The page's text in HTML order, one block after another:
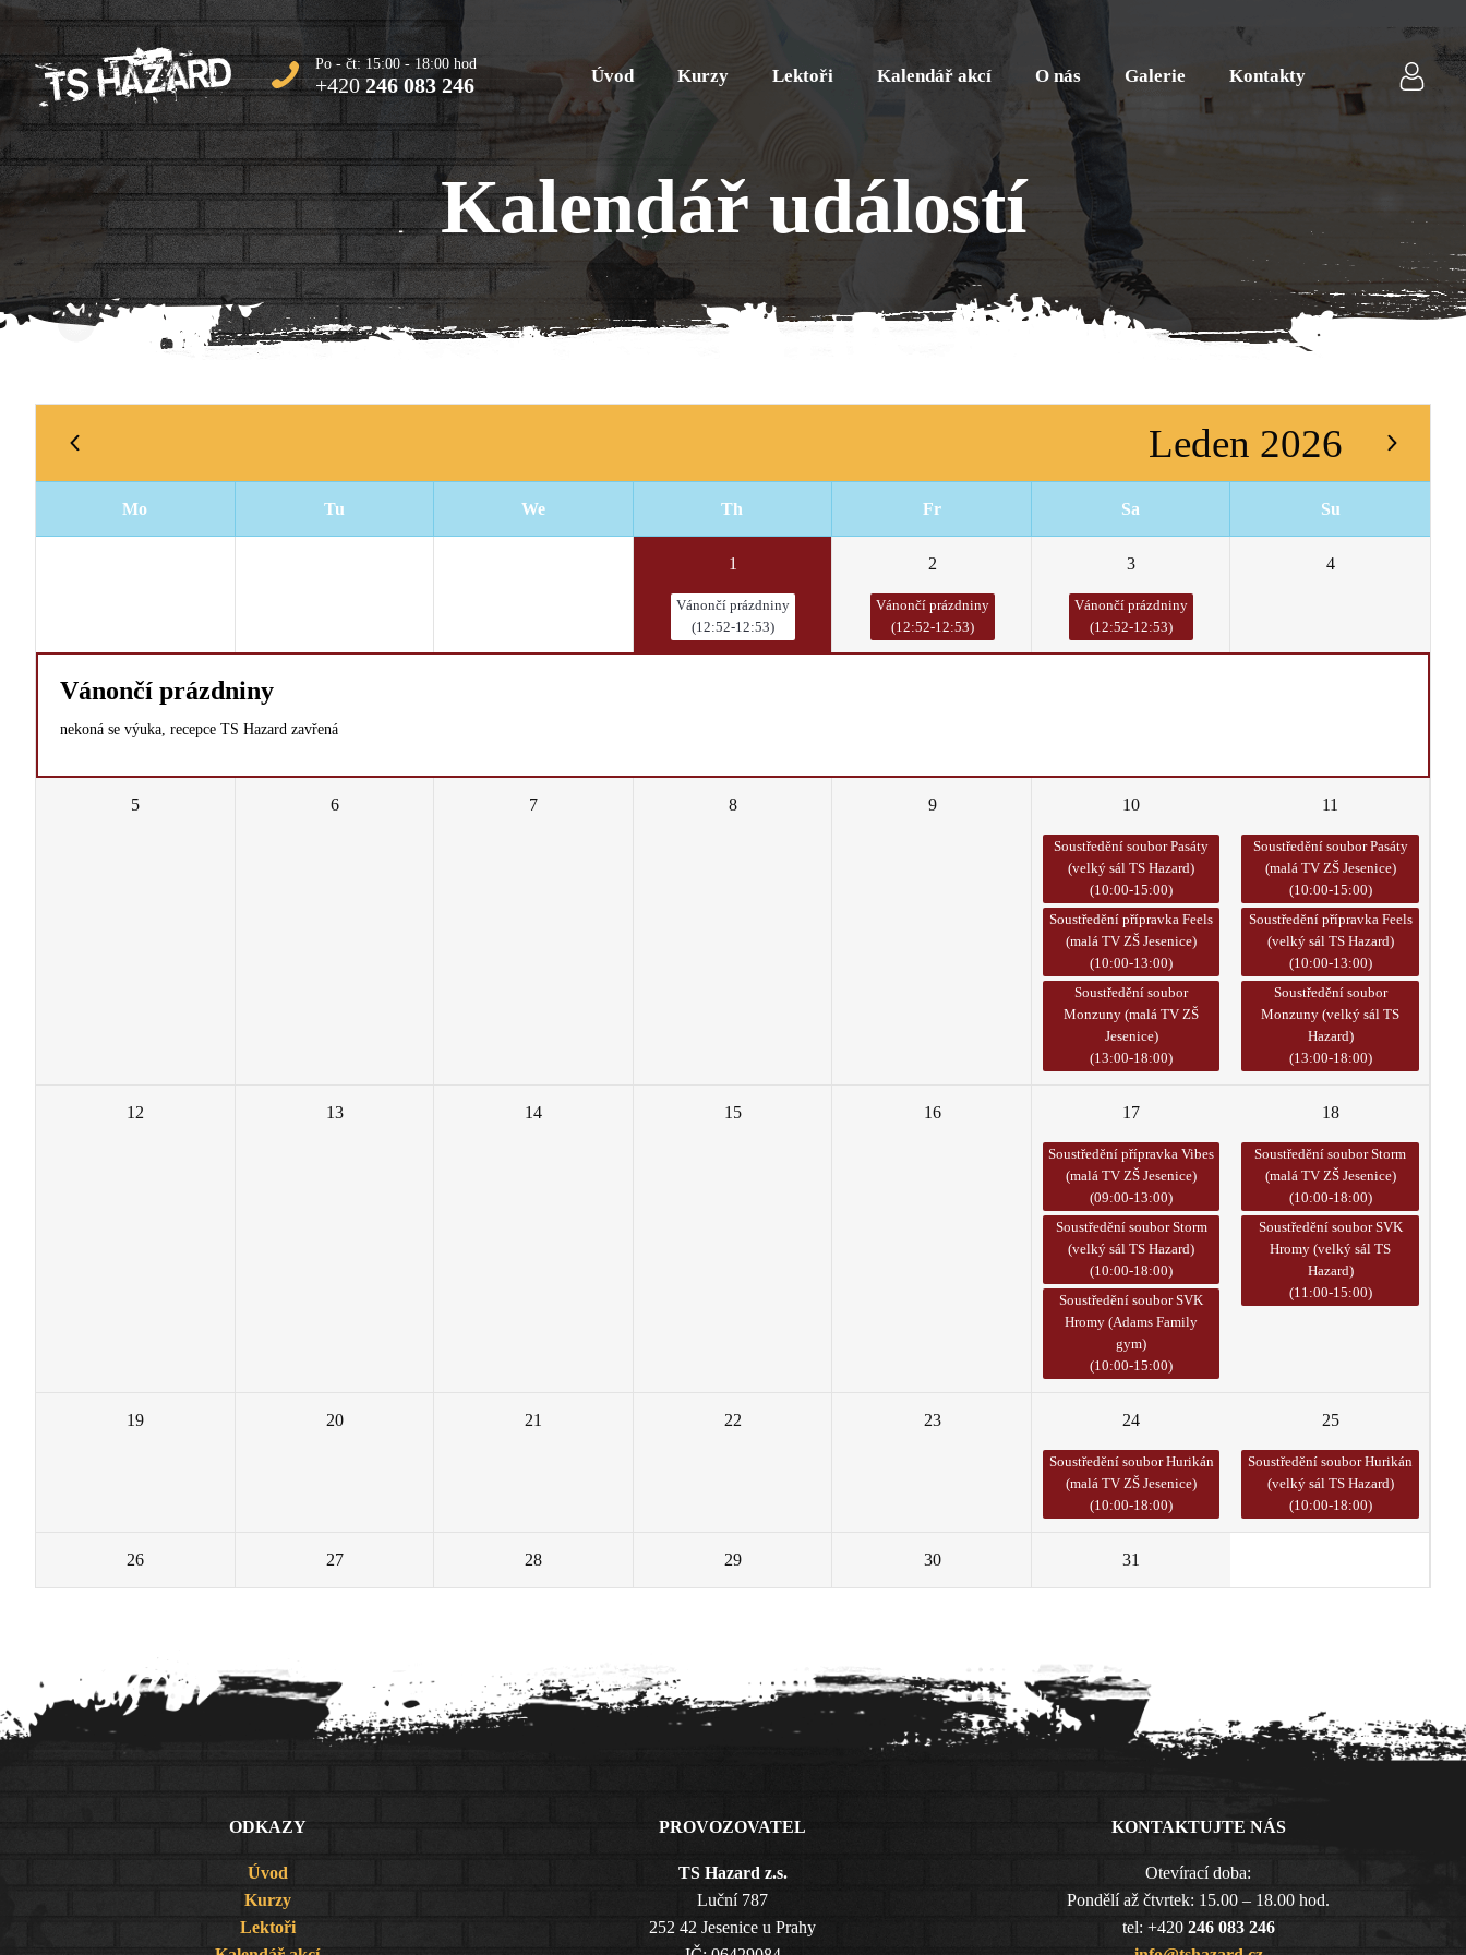
Po - čt: 15:00 - 18:00 hod
+420246 083 246 Úvod Kurzy Lektoři Kalendář akcí O nás Galerie Kontakty
Kalendář událostí
Leden 2026
Mo Tu We Th Fr Sa Su
1
Vánončí prázdniny
(12:52-12:53)
2
Vánončí prázdniny
(12:52-12:53)
3
Vánončí prázdniny
(12:52-12:53)
4
Vánončí prázdniny
nekoná se výuka, recepce TS Hazard zavřená
5 6 7 8 9 10
Soustředění soubor Pasáty
(velký sál TS Hazard)
(10:00-15:00)
Soustředění přípravka Feels
(malá TV ZŠ Jesenice)
(10:00-13:00)
Soustředění soubor
Monzuny (malá TV ZŠ
Jesenice)
(13:00-18:00)
11
Soustředění soubor Pasáty
(malá TV ZŠ Jesenice)
(10:00-15:00)
Soustředění přípravka Feels
(velký sál TS Hazard)
(10:00-13:00)
Soustředění soubor
Monzuny (velký sál TS
Hazard)
(13:00-18:00)
12 13 14 15 16 17
Soustředění přípravka Vibes
(malá TV ZŠ Jesenice)
(09:00-13:00)
Soustředění soubor Storm
(velký sál TS Hazard)
(10:00-18:00)
Soustředění soubor SVK
Hromy (Adams Family
gym)
(10:00-15:00)
18
Soustředění soubor Storm
(malá TV ZŠ Jesenice)
(10:00-18:00)
Soustředění soubor SVK
Hromy (velký sál TS
Hazard)
(11:00-15:00)
19 20 21 22 23 24
Soustředění soubor Hurikán
(malá TV ZŠ Jesenice)
(10:00-18:00)
25
Soustředění soubor Hurikán
(velký sál TS Hazard)
(10:00-18:00)
26 27 28 29 30 31
ODKAZY
Úvod
Kurzy
Lektoři
PROVOZOVATEL
TS Hazard z.s.
Luční 787
252 42 Jesenice u Prahy
KONTAKTUJTE NÁS
Otevírací doba:
Pondělí až čtvrtek: 15.00 – 18.00 hod.
tel: +420 246 083 246